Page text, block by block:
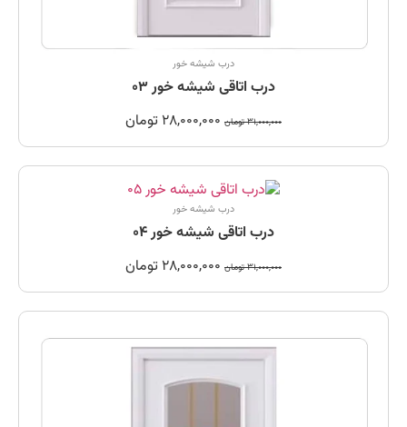
درب شیشه خور
درب اتاقی شیشه خور 03
31,000,000 تومان 28,000,000 تومان
درب شیشه خور
درب اتاقی شیشه خور 04
31,000,000 تومان 28,000,000 تومان